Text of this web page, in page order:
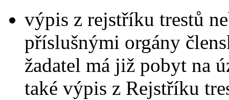
výpis z rejstříku trestů
příslušnými orgány
žadatel má již pobyt na
také výpis z Rejstříku